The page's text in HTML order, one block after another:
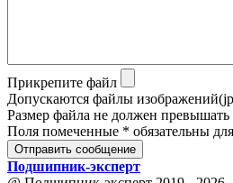
Прикрепите файл
Допускаются файлы
Размер файла не должен превышать
Поля помеченные * обязательны
Отправить сообщение
Подшипник-эксперт